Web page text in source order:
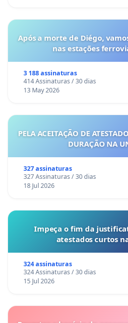
Após a morte de Diégo,
nas estações
3 188 assinaturas
414 Assinaturas / 30 dias
13 May 2026
PELA ACEITAÇÃO DE
DURAÇÃO NA
327 assinaturas
327 Assinaturas / 30 dias
18 Jul 2026
Impeça o fim da
atestados curtos na
324 assinaturas
324 Assinaturas / 30 dias
15 Jul 2026